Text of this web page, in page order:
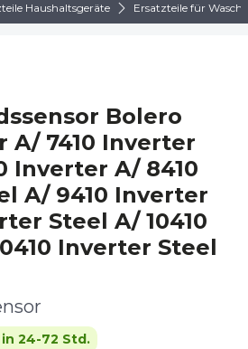
Haushaltsgeräte Ersatzteile für
Bolero
A/ 7410 Inverter
Inverter A/ 8410
A/ 9410 Inverter
Steel A/ 10410
Inverter Steel
24-72 Std.